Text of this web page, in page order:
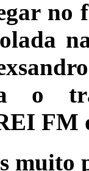
no
o
FM
muito